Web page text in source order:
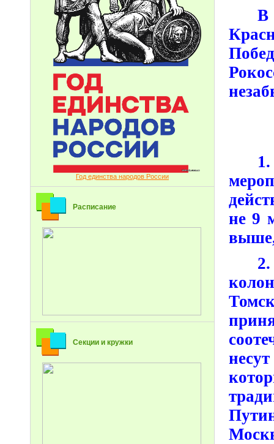
Год единства народов России
Расписание
Секции и кружки
В
не 9